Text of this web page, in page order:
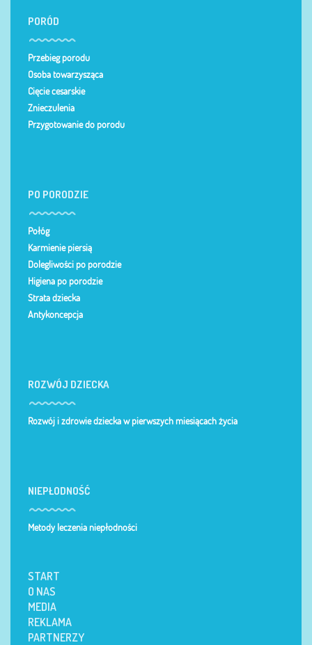
PORÓD
Przebieg porodu
Osoba towarzysząca
Cięcie cesarskie
Znieczulenia
Przygotowanie do porodu
PO PORODZIE
Połóg
Karmienie piersią
Dolegliwości po porodzie
Higiena po porodzie
Strata dziecka
Antykoncepcja
ROZWÓJ DZIECKA
Rozwój i zdrowie dziecka w pierwszych miesiącach życia
NIEPŁODNOŚĆ
Metody leczenia niepłodności
START
O NAS
MEDIA
REKLAMA
PARTNERZY